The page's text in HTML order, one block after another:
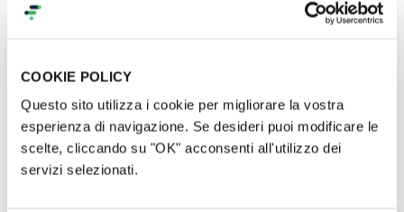
COOKIE POLICY
Questo sito utilizza i cookie per migliorare la vostra
esperienza di navigazione. Se desideri puoi modificare le
scelte, cliccando su "OK" acconsenti all'utilizzo dei
servizi selezionati.